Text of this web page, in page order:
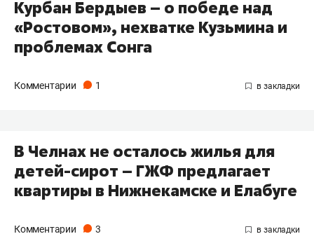
Курбан Бердыев – о победе над
«Ростовом», нехватке Кузьмина и
проблемах Сонга
Комментарии 1
В Челнах не осталось жилья для
детей-сирот – ГЖФ предлагает
квартиры в Нижнекамске и Елабуге
Комментарии 3